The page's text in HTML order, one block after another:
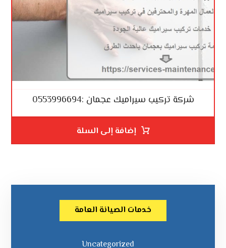
شركة تركيب سيراميك عجمان :0553996694
إضافة إلى السلة
خدمات الصيانة العامة
Uncategorized